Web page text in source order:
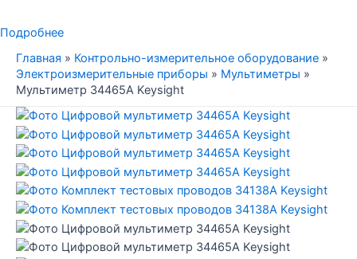
Подробнее
Главная » Контрольно-измерительное оборудование »
Электроизмерительные приборы » Мультиметры »
Мультиметр 34465A Keysight